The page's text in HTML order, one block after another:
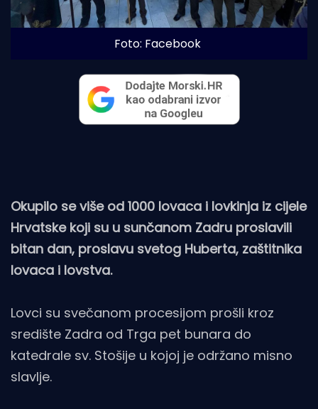
Foto: Facebook
Okupilo se više od 1000 lovaca i lovkinja iz cijele
Hrvatske koji su u sunčanom Zadru proslavili
bitan dan, proslavu svetog Huberta, zaštitnika
lovaca i lovstva.
Lovci su svečanom procesijom prošli kroz
središte Zadra od Trga pet bunara do
katedrale sv. Stošije u kojoj je održano misno
slavlje.